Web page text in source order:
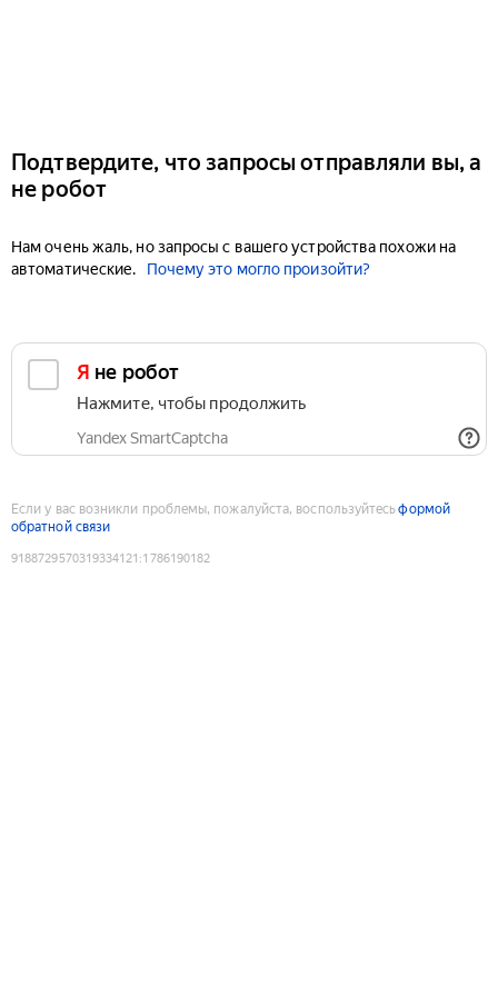
Подтвердите, что запросы отправляли вы, а
не робот
Нам очень жаль, но запросы с вашего устройства похожи на
автоматические.
Почему это могло произойти?
Я не робот
Нажмите, чтобы продолжить
Yandex SmartCaptcha
Если у вас возникли проблемы, пожалуйста, воспользуйтесьформой
обратной связи
9188729570319334121 :1786190182